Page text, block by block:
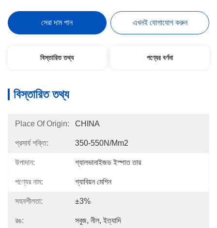
সেরা দাম পান এখনই যোগাযোগ করুন
বিস্তারিত তথ্য পণ্যের বর্ণনা
বিস্তারিত তথ্য
Place Of Origin: CHINA
প্রসার্য শক্তি: 350-550N/mm2
উপাদান: গ্যালভানাইজড ইস্পাত তার
পণ্যের নাম: গ্যাবিয়ন মেশিন
সহনশীলতা: ±3%
রঙ: সবুজ, নীল, ইত্যাদি